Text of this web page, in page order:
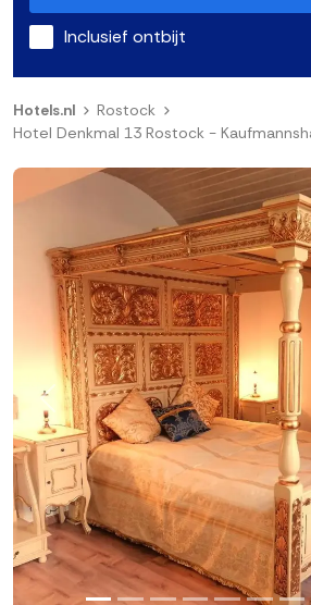
Inclusief ontbijt
Hotels.nl
Rostock
Hotel Denkmal 13 Rostock -